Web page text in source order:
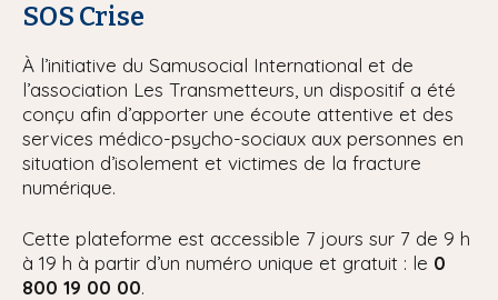
SOS Crise
À l’initiative du Samusocial International et de
l’association Les Transmetteurs, un dispositif a été
conçu afin d’apporter une écoute attentive et des
services médico-psycho-sociaux aux personnes en
situation d’isolement et victimes de la fracture
numérique.
Cette plateforme est accessible 7 jours sur 7 de 9 h
à 19 h à partir d’un numéro unique et gratuit : le 0
800 19 00 00.